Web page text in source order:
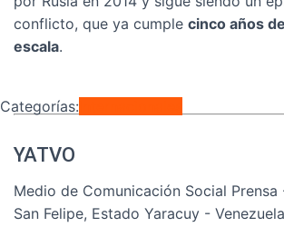
conflicto, que ya cumple cinco años
escala.
Categorías:
YATVO
Medio de Comunicación Social Prensa
San Felipe, Estado Yaracuy - Venezuela